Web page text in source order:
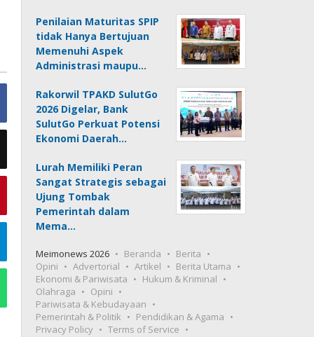
Penilaian Maturitas SPIP
tidak Hanya Bertujuan
Memenuhi Aspek
Administrasi maupu…
Rakorwil TPAKD SulutGo
2026 Digelar, Bank
SulutGo Perkuat Potensi
Ekonomi Daerah…
Lurah Memiliki Peran
Sangat Strategis sebagai
Ujung Tombak
Pemerintah dalam
Mema…
Meimonews 2026 Beranda
Berita
Opini
Advertorial Artikel
Berita Utama
Ekonomi & Pariwisata
Hukum & Kriminal
Olahraga
Opini
Pariwisata & Kebudayaan
Pemerintah & Politik
Pendidikan & Agama
Privacy Policy
Terms of Service